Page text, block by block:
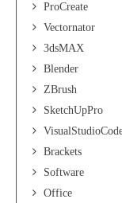
ProCreate
Vectornator
3dsMAX
Blender
ZBrush
SketchUpPro
Brackets
Software
Office